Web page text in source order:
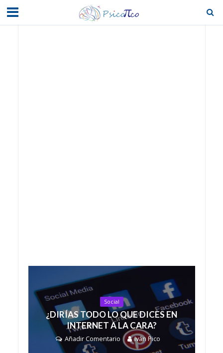
Social
¿DIRÍAS TODO LO QUE DICES EN
INTERNET A LA CARA?
Añadir Comentario Iván Pico